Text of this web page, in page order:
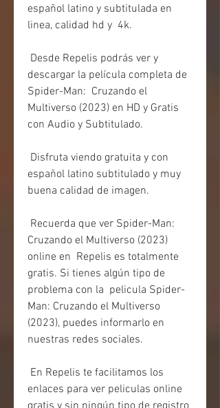
español latino y subtitulada en
linea, calidad hd y  4k.
descargar la película completa de
Spider-Man:  Cruzando el
Multiverso (2023) en HD y Gratis
con Audio y Subtitulado.
español latino subtitulado y muy
buena calidad de imagen.
Cruzando el Multiverso (2023)
online en  Repelis es totalmente
gratis. Si tienes algún tipo de
problema con la  pelicula Spider-
Man: Cruzando el Multiverso
(2023), puedes informarlo en
nuestras redes sociales.
enlaces para ver peliculas online